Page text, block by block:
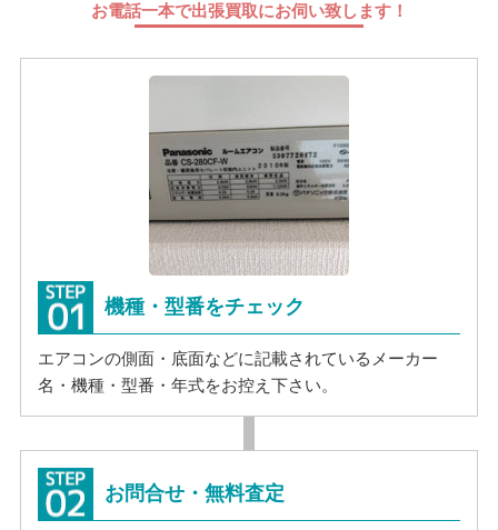
お電話一本で出張買取にお伺い致します！
機種・型番をチェック
エアコンの側面・底面などに記載されているメーカー
名・機種・型番・年式をお控え下さい。
お問合せ・無料査定